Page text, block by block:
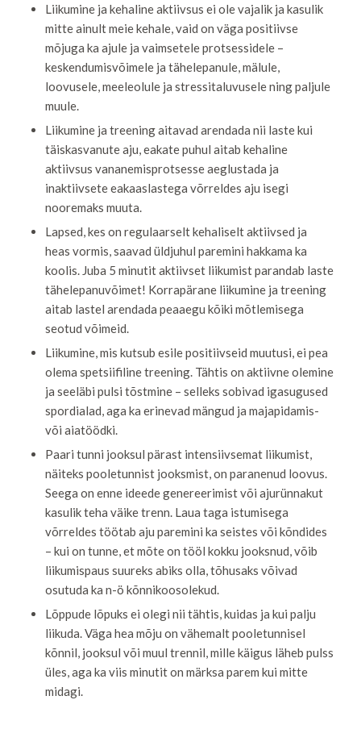
Liikumine ja kehaline aktiivsus ei ole vajalik ja kasulik
mitte ainult meie kehale, vaid on väga positiivse
mõjuga ka ajule ja vaimsetele protsessidele –
keskendumisvõimele ja tähelepanule, mälule,
loovusele, meeleolule ja stressitaluvusele ning paljule
muule.
Liikumine ja treening aitavad arendada nii laste kui
täiskasvanute aju, eakate puhul aitab kehaline
aktiivsus vananemisprotsesse aeglustada ja
inaktiivsete eakaaslastega võrreldes aju isegi
nooremaks muuta.
Lapsed, kes on regulaarselt kehaliselt aktiivsed ja
heas vormis, saavad üldjuhul paremini hakkama ka
koolis. Juba 5 minutit aktiivset liikumist parandab laste
tähelepanuvõimet! Korrapärane liikumine ja treening
aitab lastel arendada peaaegu kõiki mõtlemisega
seotud võimeid.
Liikumine, mis kutsub esile positiivseid muutusi, ei pea
olema spetsiifiline treening. Tähtis on aktiivne olemine
ja seeläbi pulsi tõstmine – selleks sobivad igasugused
spordialad, aga ka erinevad mängud ja majapidamis-
või aiatöödki.
Paari tunni jooksul pärast intensiivsemat liikumist,
näiteks pooletunnist jooksmist, on paranenud loovus.
Seega on enne ideede genereerimist või ajurünnakut
kasulik teha väike trenn. Laua taga istumisega
võrreldes töötab aju paremini ka seistes või kõndides
– kui on tunne, et mõte on tööl kokku jooksnud, võib
liikumispaus suureks abiks olla, tõhusaks võivad
osutuda ka n-ö kõnnikoosolekud.
Lõppude lõpuks ei olegi nii tähtis, kuidas ja kui palju
liikuda. Väga hea mõju on vähemalt pooletunnisel
kõnnil, jooksul või muul trennil, mille käigus läheb pulss
üles, aga ka viis minutit on märksa parem kui mitte
midagi.